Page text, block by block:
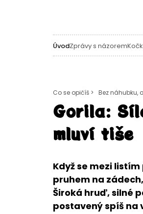
ÚvodZprávy s názorem
Co se opičíš > Bez náhubku,
Gorila:
mluví tiše
Když se mezi
pruhem na
Široká hruď, silné
postavený spíš na